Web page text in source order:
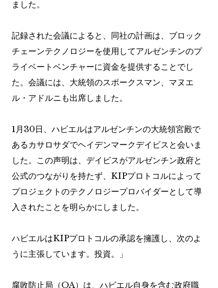
ました。
記録された会議によると、同社の計画は、ブロック
チェーンテクノロジーを使用してアルゼンチンのプ
ライベートベンチャーに資金を提供することでし
た。会議には、大統領のスポークスマン、マヌエ
ル・アドルニも出席しました。
1月30日、ハビエルはアルゼンチンの大統領宮殿で
あるカサロサダでヘイデンマークデイビスと会いま
した。この声明は、デイビスがアルゼンチン政府と
公式のつながりを持たず、KIPプロトコルによって
プロジェクトのテクノロジープロバイダーとして導
入されたことを明らかにしました。
ハビエルはKIPプロトコルの承認を擁護し、次のよ
うに主張しています。投資。」
腐敗防止局（OA）は、ハビエル自身を含む政府職